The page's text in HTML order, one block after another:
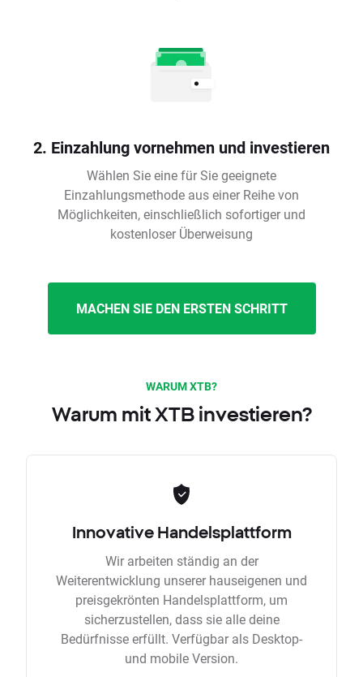
2. Einzahlung vornehmen und investieren
Wählen Sie eine für Sie geeignete
Einzahlungsmethode aus einer Reihe von
Möglichkeiten, einschließlich sofortiger und
kostenloser Überweisung
MACHEN SIE DEN ERSTEN SCHRITT
WARUM XTB?
Warum mit XTB investieren?
Innovative Handelsplattform
Wir arbeiten ständig an der
Weiterentwicklung unserer hauseigenen und
preisgekrönten Handelsplattform, um
sicherzustellen, dass sie alle deine
Bedürfnisse erfüllt. Verfügbar als Desktop-
und mobile Version.